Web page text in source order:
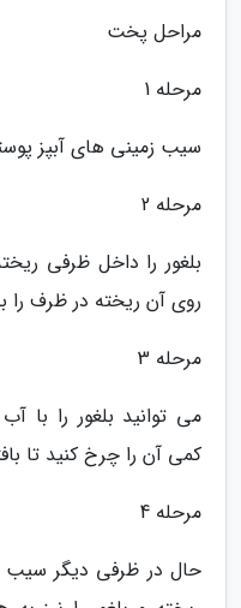
مراحل پخت
مرحله 1
سیب زمینی های آبپز
مرحله 2
روی آن ریخته در ظرف را
مرحله 3
می توانید بلغور را با
کمی آن را چرخ کنید تا
مرحله 4
حال در ظرفی دیگر سیب